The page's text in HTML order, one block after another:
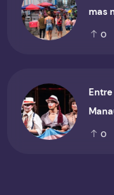
mas
0
0